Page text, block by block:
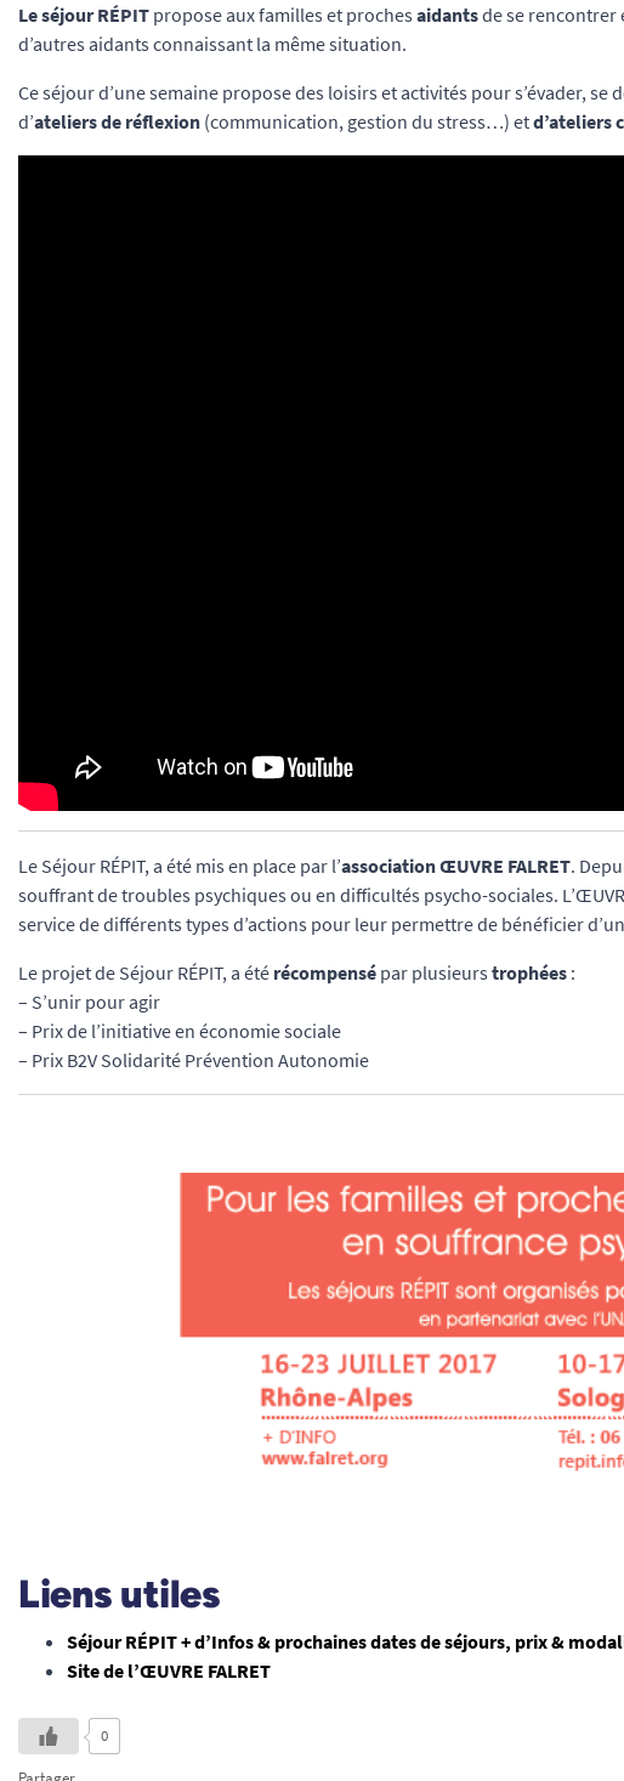
Le séjour RÉPIT propose aux familles et proches aidantsde se rencontrer
d’autres aidants connaissant la même situation.
Ce séjour d’une semaine propose des loisirs et activités pour s’évader,
d’ateliers de réflexion (communication, gestion du stress…) etd’ateliers
Le Séjour RÉPIT, a été mis en place par l’association ŒUVRE FALRET.
souffrant de troubles psychiques ou en difficultés psycho-sociales.
service de différents types d’actions pour leur permettre de bénéficier
Le projet de Séjour RÉPIT, a été récompensé par plusieurs trophées :
– S’unir pour agir
– Prix de l’initiative en économie sociale
– Prix B2V Solidarité Prévention Autonomie
Liens utiles
Séjour RÉPIT + d’Infos & prochaines dates de séjours, prix &
Site de l’ŒUVRE FALRET
0